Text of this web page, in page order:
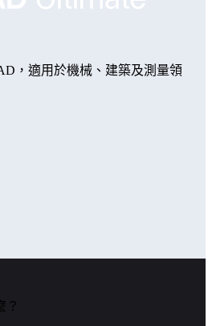
，適用於機械、建築及測量領
？